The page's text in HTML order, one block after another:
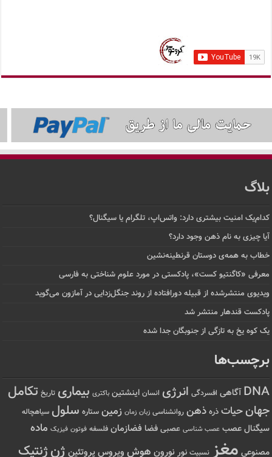
بلاگ
کدام‌یک امنیت بیشتری دارد: واتس‌اپ، تلگرام یا سیگنال؟
آیا چیزی به نام ذهن وجود دارد؟
خطاب به همه‌ی دوستان قرنطینه‌نشین
معرفی «کاگنتیو کست»، پادکستی در مورد علوم شناختی به فارسی
ویدیوی منتشرشده از قبیله دورافتاده‌ از روند جنگل‌زدایی در آمازون می‌گوید
پادکست قندهار منتشر شد
یک کوه یخ به تازگی از جنوبگان جدا شده
برچسب‌ها
DNA آگاهی افسردگی انرژی انسان اینشتین باکتری بیماری تاریخ تکامل
جهانحیات ذره ذهن روانشناسی زبان زمان زمین ستاره سلول سیاهچاله
سیگنال عصب عصب شناسی عصبی فضا فضازمان فلسفه فوتون فیزیک ماده
مصنوعی مغز نسبیت نور نورون هوش ویروس پروتئین ژنژنتیک